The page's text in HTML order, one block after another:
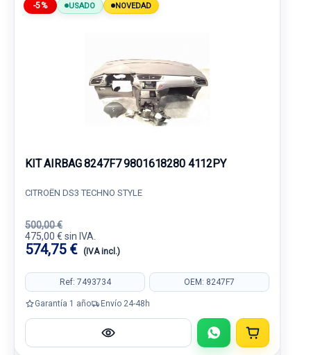
-5% USADO NOVEDAD
KIT AIRBAG 8247F7 9801618280 4112PY
CITROËN DS3 TECHNO STYLE
500,00 €
475,00 € sin IVA.
574,75 € (IVA incl.)
Ref: 7493734 OEM: 8247F7
Garantía 1 año Envío 24-48h